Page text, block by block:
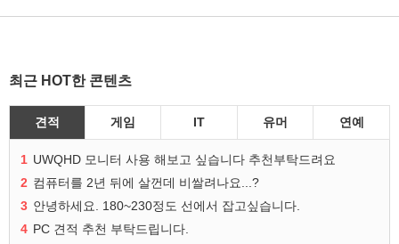
최근 HOT한 콘텐츠
견적 게임 IT 유머 연예
1 UWQHD 모니터 사용 해보고 싶습니다 추천부탁드려요
2 컴퓨터를 2년 뒤에 살껀데 비쌀려나요...?
3 안녕하세요. 180~230정도 선에서 잡고싶습니다.
4 PC 견적 추천 부탁드립니다.